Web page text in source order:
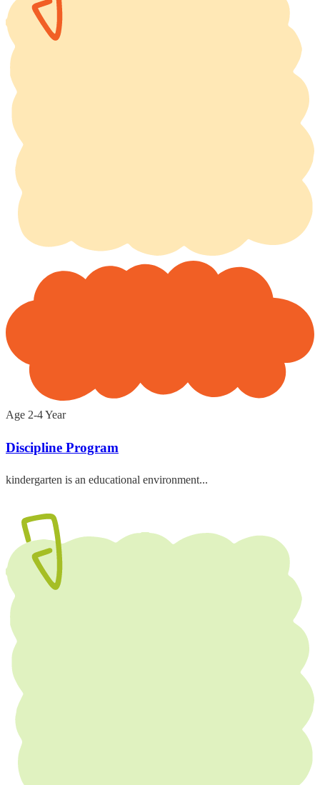
Age 2-4 Year
Discipline Program
kindergarten is an educational environment...